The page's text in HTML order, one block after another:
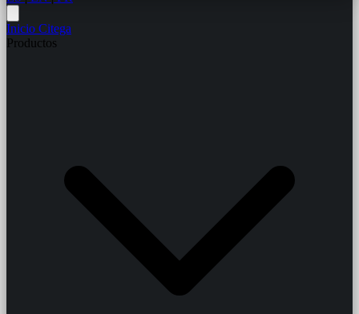
Inicio Citega
Productos